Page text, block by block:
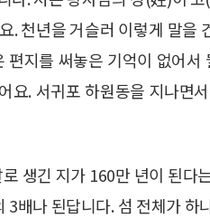
. 천년을 거슬러 이렇게 말을
지를 써놓은 기억이 없어
. 서귀포 하원동을 지나면
생긴 지가 160만 년이 된다
배나 된답니다. 섬 전체가 하